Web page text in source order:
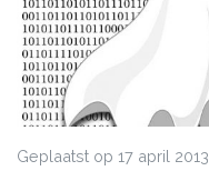
Geplaatst op 17 april 2013